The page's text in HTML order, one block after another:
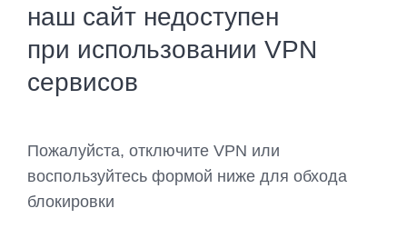
наш сайт недоступен
при использовании VPN
сервисов
Пожалуйста, отключите VPN или
воспользуйтесь формой ниже для обхода
блокировки